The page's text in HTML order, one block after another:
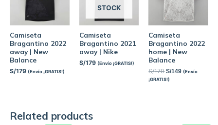
Camiseta
Bragantino 2022
away | New
Balance
S/179 (Envío ¡GRATIS!)
STOCK
Camiseta
Bragantino 2021
away | Nike
S/179 (Envío ¡GRATIS!)
Camiseta
Bragantino 2022
home | New
Balance
S/179 S/149 (Envío
¡GRATIS!)
Related products